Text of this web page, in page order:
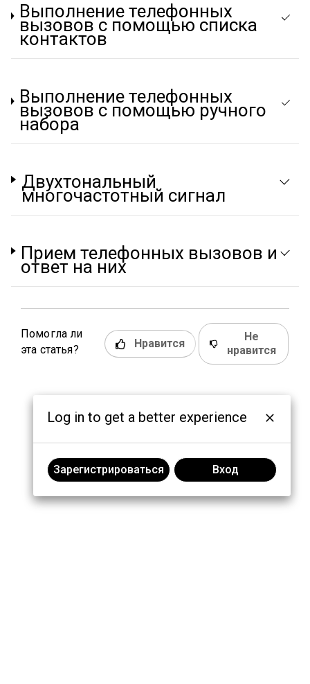
Выполнение телефонных
вызовов с помощью списка
контактов
Выполнение телефонных
вызовов с помощью ручного
набора
Двухтональный
многочастотный сигнал
Прием телефонных вызовов и
ответ на них
Помогла ли
эта статья?
Нравится
Не
нравится
Log in to get a better experience
Зарегистрироваться Вход